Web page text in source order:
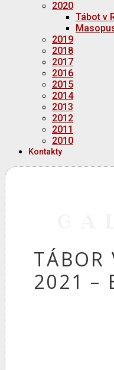
2020
Tábot v
2019
2018
2017
2016
2015
2014
2013
2012
2011
2010
Kontakty
TÁBOR
2021 –